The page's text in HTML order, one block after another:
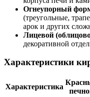
Огнеупорный
(треугольные,
арок и других
Лицевой
декоративной
Характеристики
Характеристика